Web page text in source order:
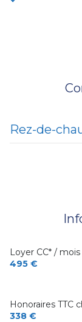
Rez-de-
Loyer CC* / mois
495 €
Honoraires TTC
338 €